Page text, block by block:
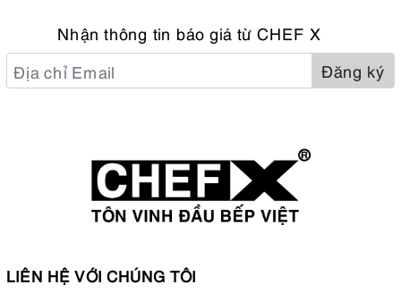
Nhận thông tin báo giá từ CHEF X
Đăng ký
LIÊN HỆ VỚI CHÚNG TÔI